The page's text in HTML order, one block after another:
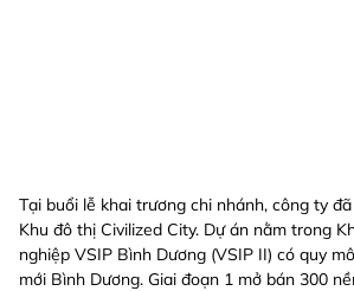
Tại buổi lễ khai trương chi nhánh, công ty
Khu đô thị Civilized City. Dự án nằm trong
nghiệp VSIP Bình Dương (VSIP II) có quy
mới Bình Dương. Giai đoạn 1 mở bán 300